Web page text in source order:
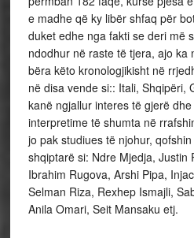
e madhe që ky libër shfaq për
duket edhe nga fakti se deri më
ndodhur në raste të tjera, ajo ka
bëra këto kronologjikisht në
në disa vende si:: Itali, Shqipëri,
kanë ngjallur interes të gjerë
interpretime të shumta në
jo pak studiues të njohur,
shqiptarë si: Ndre Mjedja, Justin
Ibrahim Rugova, Arshi Pipa,
Selman Riza, Rexhep Ismajli,
Anila Omari, Seit Mansaku etj.